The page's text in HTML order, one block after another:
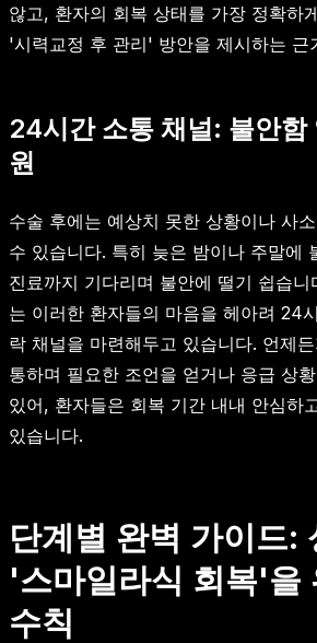
않고, 환자의 회복 상태를 가장 정확하
'시력교정 후 관리' 방안을 제시하는 근
24시간 소통 채널: 불안함
원
수술 후에는 예상치 못한 상황이나 사
수 있습니다. 특히 늦은 밤이나 주말에
진료까지 기다리며 불안에 떨기 쉽습니
는 이러한 환자들의 마음을 헤아려 24
락 채널을 마련해두고 있습니다. 언제
통하며 필요한 조언을 얻거나 응급 상
있어, 환자들은 회복 기간 내내 안심하
있습니다.
단계별 완벽 가이드:
'스마일라식 회복'을
수칙